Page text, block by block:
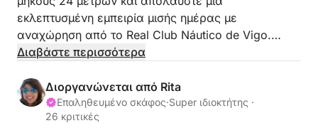
εκλεπτυσμένη εμπειρία μισής ημέρας με
αναχώρηση από το Real Club Náutico de Vigo.
ιδανικό περιβάλλον για χαλαρωτικές και
αποκλειστικές στιγμές στη θάλασσα.
Συνοδευόμενοι από ένα επαγγελματικό πλήρωμα
Διαβάστε περισσότερα
Διοργανώνεται από Rita
Επαληθευμένο σκάφος·Super ιδιοκτήτης ·
26 κριτικές